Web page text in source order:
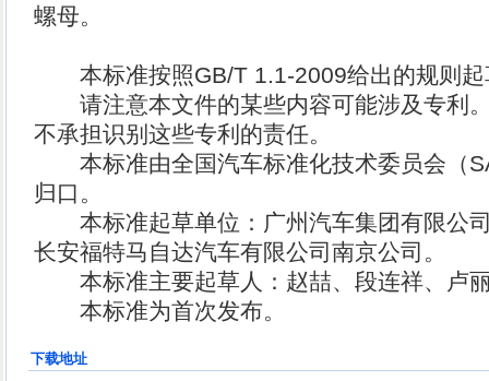
螺母。
本标准按照GB/T 1.1-2009给出的规则起
请注意本文件的某些内容可能涉及专利
不承担识别这些专利的责任。
本标准由全国汽车标准化技术委员会（
归口。
本标准起草单位：广州汽车集团有限公
长安福特马自达汽车有限公司南京公司。
本标准主要起草人：赵喆、段连祥、卢
本标准为首次发布。
下载地址